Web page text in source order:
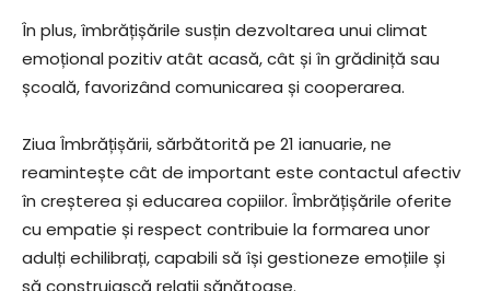
În plus, îmbrățișările susțin dezvoltarea unui climat
emoțional pozitiv atât acasă, cât și în grădiniță sau
școală, favorizând comunicarea și cooperarea.
Ziua Îmbrățișării, sărbătorită pe 21 ianuarie, ne
reamintește cât de important este contactul afectiv
în creșterea și educarea copiilor. Îmbrățișările oferite
cu empatie și respect contribuie la formarea unor
adulți echilibrați, capabili să își gestioneze emoțiile și